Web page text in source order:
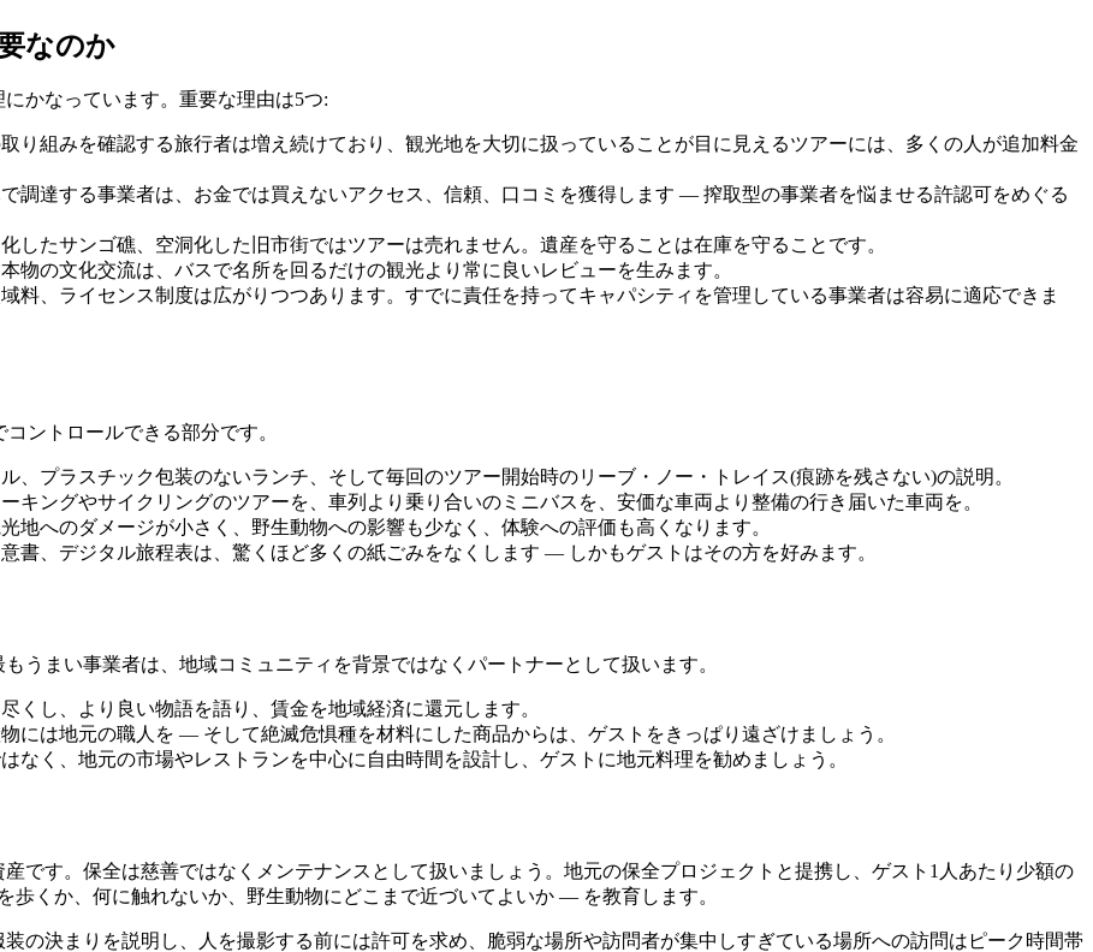
なのか
かなっています。重要な理由は5つ:
り組みを確認する旅行者は増え続けており、観光地を大切に扱っていることが目に見えるツアーには、多くの人が追加料金
調達する事業者は、お金では買えないアクセス、信頼、口コミを獲得します — 搾取型の事業者を悩ませる許認可をめぐる
したサンゴ礁、空洞化した旧市街ではツアーは売れません。遺産を守ることは在庫を守ることです。
物の文化交流は、バスで名所を回るだけの観光より常に良いレビューを生みます。
料、ライセンス制度は広がりつつあります。すでに責任を持ってキャパシティを管理している事業者は容易に適応できま
ントロールできる部分です。
、プラスチック包装のないランチ、そして毎回のツアー開始時のリーブ・ノー・トレイス(痕跡を残さない)の説明。
キングやサイクリングのツアーを、車列より乗り合いのミニバスを、安価な車両より整備の行き届いた車両を。
地へのダメージが小さく、野生動物への影響も少なく、体験への評価も高くなります。
書、デジタル旅程表は、驚くほど多くの紙ごみをなくします — しかもゲストはその方を好みます。
うまい事業者は、地域コミュニティを背景ではなくパートナーとして扱います。
くし、より良い物語を語り、賃金を地域経済に還元します。
には地元の職人を — そして絶滅危惧種を材料にした商品からは、ゲストをきっぱり遠ざけましょう。
なく、地元の市場やレストランを中心に自由時間を設計し、ゲストに地元料理を勧めましょう。
です。保全は慈善ではなくメンテナンスとして扱いましょう。地元の保全プロジェクトと提携し、ゲスト1人あたり少額の
くか、何に触れないか、野生動物にどこまで近づいてよいか — を教育します。
の決まりを説明し、人を撮影する前には許可を求め、脆弱な場所や訪問者が集中しすぎている場所への訪問はピーク時間帯